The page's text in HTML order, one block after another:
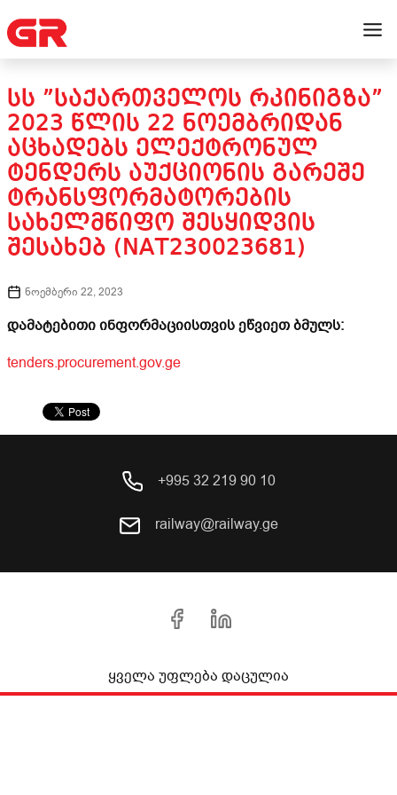
ᲡᲡ ”ᲡᲐᲥᲐᲠᲗᲕᲔᲚᲝᲡ ᲠᲙᲘᲜᲘᲒᲖᲐ”
2023 ᲬᲚᲘᲡ 22 ᲜᲝᲔᲛᲑᲠᲘᲓᲐᲜ
ᲐᲪᲮᲐᲓᲔᲑᲡ ᲔᲚᲔᲥᲢᲠᲝᲜᲣᲚ
ᲢᲔᲜᲓᲔᲠᲡ ᲐᲣᲥᲪᲘᲝᲜᲘᲡ ᲒᲐᲠᲔᲨᲔ
ᲢᲠᲐᲜᲡᲤᲝᲠᲛᲐᲢᲝᲠᲔᲑᲘᲡ
ᲡᲐᲮᲔᲚᲛᲬᲘᲤᲝ ᲨᲔᲡᲧᲘᲓᲕᲘᲡ
ᲨᲔᲡᲐᲮᲔᲑ (NAT230023681)
ნოემბერი 22, 2023
დამატებითი ინფორმაციისთვის ეწვიეთ ბმულს:
tenders.procurement.gov.ge
+995 32 219 90 10
railway@railway.ge
ყველა უფლება დაცულია